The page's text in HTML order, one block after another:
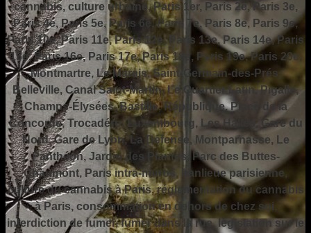
cannabis, culture urbaine, Paris 1er, Paris 2e, Paris 3e,
Paris 4e, Paris 5e, Paris 6e, Paris 7e, Paris 8e, Paris 9e,
Paris 10e, Paris 11e, Paris 12e, Paris 13e, Paris 14e, Paris
15e, Paris 16e, Paris 17e, Paris 18e, Paris 19e, Paris 20e,
Montmartre, Le Marais, Saint-Germain-des-Prés,
Belleville, Canal Saint-Martin, Le Quartier Latin, Pigalle,
Champs-Élysées, Bastille, République, Place de la
Concorde, Trocadéro, Luxembourg, Les Halles, Gare du
Nord, Gare de Lyon, La Défense, Montparnasse, Le
Panthéon, Jardin des Plantes, Parc des Buttes-
Chaumont, Paris intra-muros, banlieue parisienne,
culture du cannabis à Paris, réglementation du cannabis
à Paris, consommation en dehors de chez soi,
interdiction de fumer, fumer dans la rue, législation sur le